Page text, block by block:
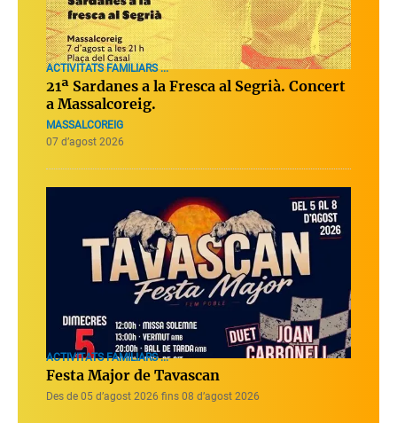
ACTIVITATS FAMILIARS ...
21ª Sardanes a la Fresca al Segrià. Concert
a Massalcoreig.
MASSALCOREIG
07 d’agost 2026
ACTIVITATS FAMILIARS ...
Festa Major de Tavascan
Des de 05 d’agost 2026 fins 08 d’agost 2026